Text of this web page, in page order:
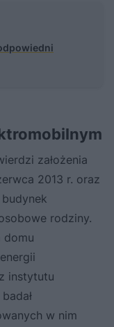
założenia
2013 r. oraz
rodziny.
domu
instytutu
w nim